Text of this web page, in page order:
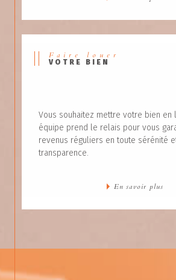
Faire louer
VOTRE BIEN
Vous souhaitez mettre votre bien en
équipe prend le relais pour vous
revenus réguliers en toute sérénité
transparence.
En savoir plus